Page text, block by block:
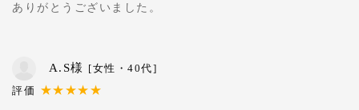
ありがとうございました。
A.S様 [女性・40代]